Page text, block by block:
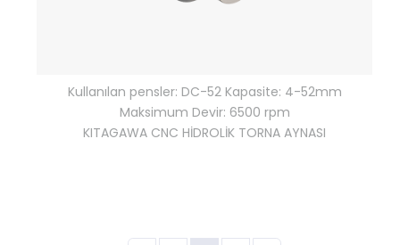
Kullanılan pensler: DC-52 Kapasite: 4-52mm
Maksimum Devir: 6500 rpm
KITAGAWA CNC HİDROLİK TORNA AYNASI